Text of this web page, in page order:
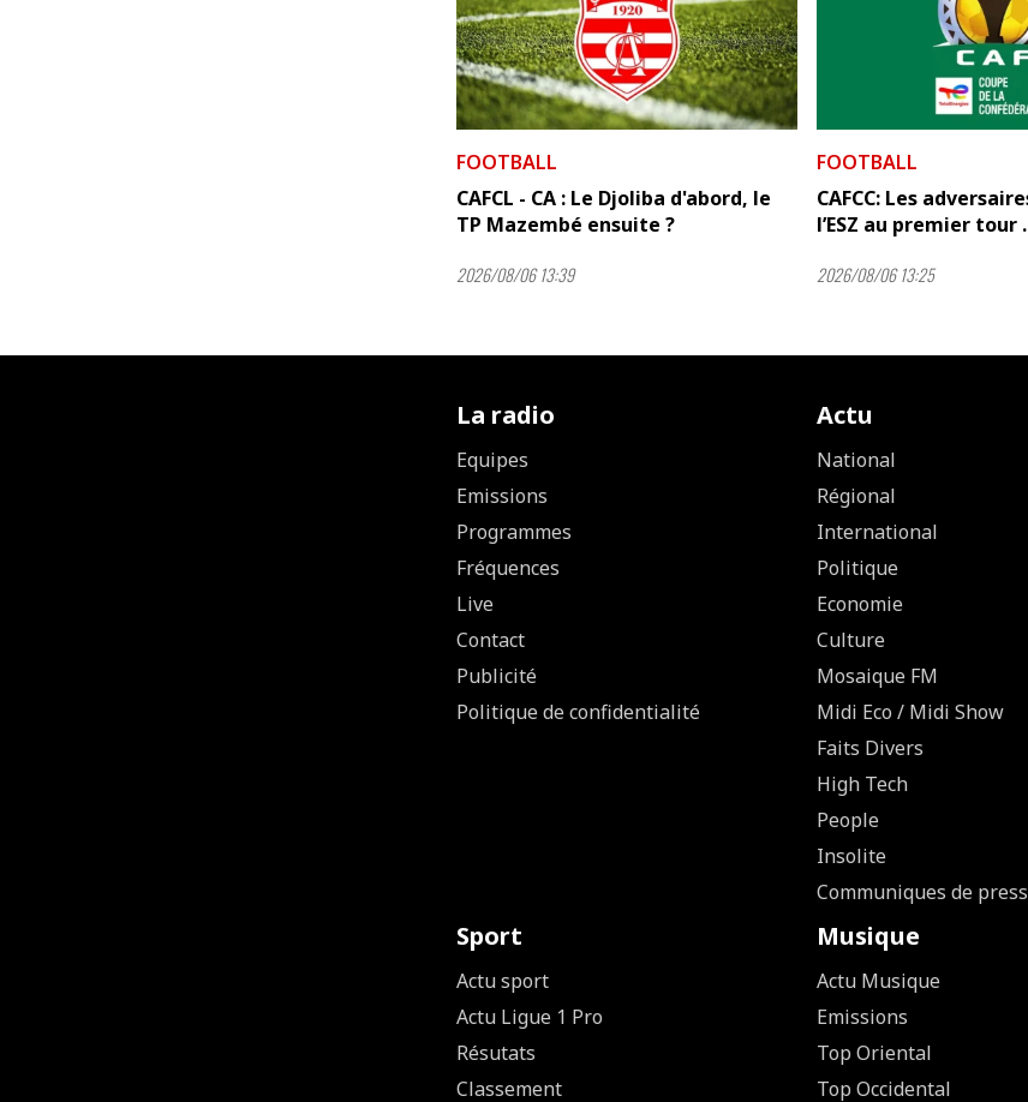
FOOTBALL
CAFCL - CA : Le Djoliba d'abord, le
TP Mazembé ensuite ?
2026/08/06 13:39
FOOTBALL
CAFCC: Les
l’ESZ au premier tour
2026/08/06 13:25
La radio
Equipes
Emissions
Programmes
Fréquences
Live
Contact
Publicité
Politique de confidentialité
Actu
National
Régional
International
Politique
Economie
Culture
Mosaique FM
Midi Eco / Midi Show
Faits Divers
High Tech
People
Insolite
Communiques de
Sport
Actu sport
Actu Ligue 1 Pro
Résutats
Classement
Musique
Actu Musique
Emissions
Top Oriental
Top Occidental